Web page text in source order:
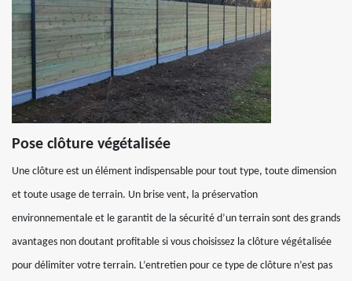
Pose clôture végétalisée
Une clôture est un élément indispensable pour tout type, toute dimension
et toute usage de terrain. Un brise vent, la préservation
environnementale et le garantit de la sécurité d’un terrain sont des grands
avantages non doutant profitable si vous choisissez la clôture végétalisée
pour délimiter votre terrain. L’entretien pour ce type de clôture n’est pas